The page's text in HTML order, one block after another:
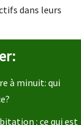
dans leurs
à minuit: qui
: ce qui est